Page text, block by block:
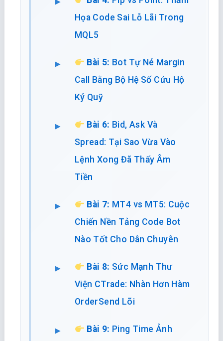
Họa Code Sai Lỗ Lãi Trong
MQL5
Bài 5: Bot Tự Né Margin
Call Bằng Bộ Hệ Số Cứu Hộ
Ký Quỹ
Bài 6: Bid, Ask Và
Spread: Tại Sao Vừa Vào
Lệnh Xong Đã Thấy Âm
Tiền
Bài 7: MT4 vs MT5: Cuộc
Chiến Nền Tảng Code Bot
Nào Tốt Cho Dân Chuyên
Bài 8: Sức Mạnh Thư
Viện CTrade: Nhàn Hơn Hàm
OrderSend Lõi
Bài 9: Ping Time Ảnh